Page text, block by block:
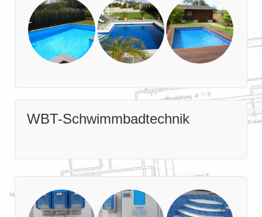
WBT-Schwimmbadtechnik